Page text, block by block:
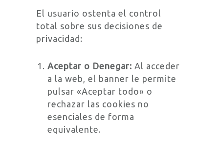
El usuario ostenta el control
total sobre sus decisiones de
privacidad:
Aceptar o Denegar: Al acceder
a la web, el banner le permite
pulsar «Aceptar todo» o
rechazar las cookies no
esenciales de forma
equivalente.